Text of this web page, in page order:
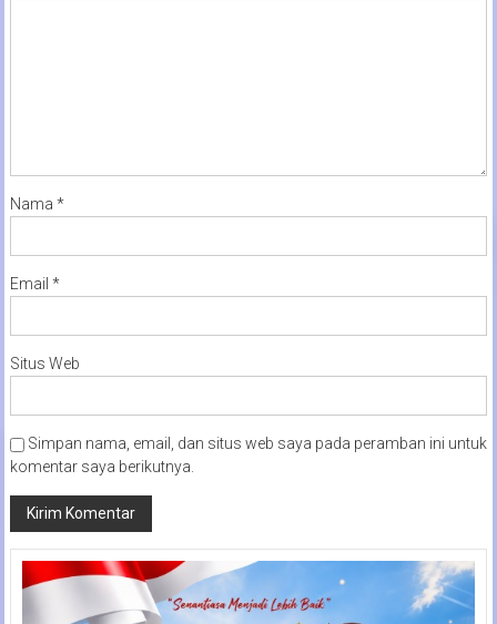
Nama *
Email *
Situs Web
Simpan nama, email, dan situs web saya pada peramban ini untuk
komentar saya berikutnya.